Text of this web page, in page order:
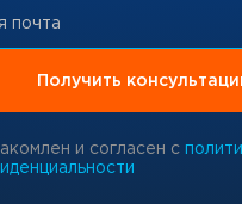
почта
Получить
и согласен с